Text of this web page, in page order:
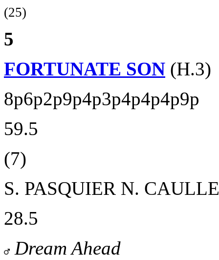
(25)
5
FORTUNATE SON (H.3)
8p6p2p9p4p3p4p4p4p9p
59.5
(7)
S. PASQUIER N.
28.5
Dream Ahead